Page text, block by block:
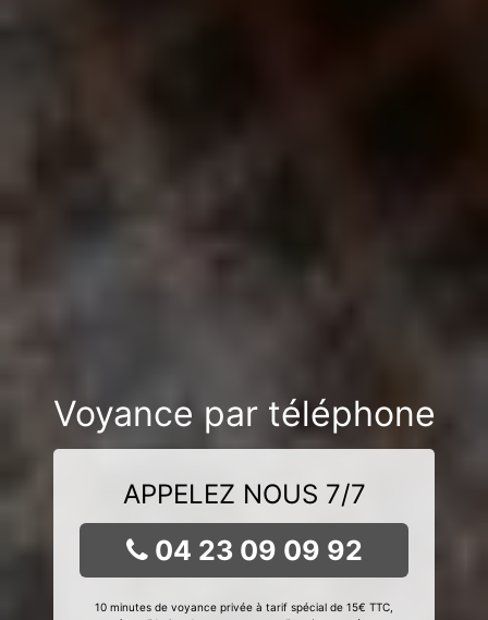
Voyance par téléphone
APPELEZ NOUS 7/7
04 23 09 09 92
10 minutes de voyance privée à tarif spécial de 15€ TTC,